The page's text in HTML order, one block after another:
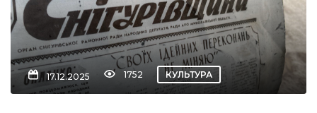
17.12.2025 1752 КУЛЬТУРА